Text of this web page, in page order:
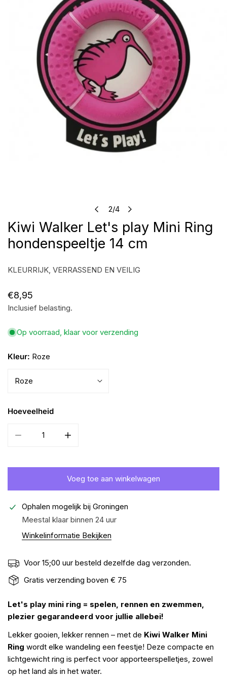
2/4
Kiwi Walker Let's play Mini Ring
hondenspeeltje 14 cm
KLEURRIJK, VERRASSEND EN VEILIG
Normale
prijs
€8,95
Inclusief belasting.
Op voorraad, klaar voor verzending
Kleur: Roze
Hoeveelheid
Aantal verminderen voor Kiwi Walker Let&#39;s play Mini
Verhoog het aantal voor Kiwi Walker
Voeg toe aan winkelwagen
Ophalen mogelijk bij Groningen
Meestal klaar binnen 24 uur
Winkelinformatie Bekijken
Voor 15;00 uur besteld dezelfde dag verzonden.
Gratis verzending boven € 75
Let's play mini ring = spelen, rennen en zwemmen,
plezier gegarandeerd voor jullie allebei!
Lekker gooien, lekker rennen – met de Kiwi Walker Mini
Ring wordt elke wandeling een feestje! Deze compacte en
lichtgewicht ring is perfect voor apporteerspelletjes, zowel
op het land als in het water.